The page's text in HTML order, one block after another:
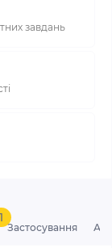
завдань
1
Застосування